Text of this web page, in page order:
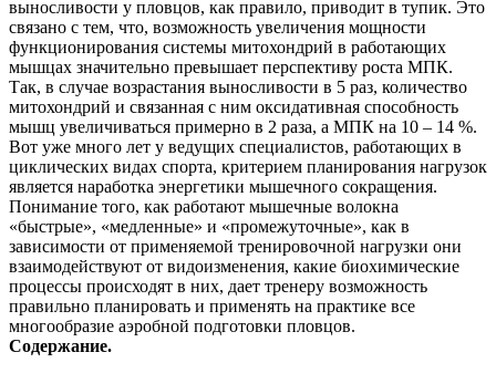
выносливости у пловцов, как правило, приводит в тупик. Это
связано с тем, что, возможность увеличения мощности
функционирования системы митохондрий в работающих
мышцах значительно превышает перспективу роста МПК.
Так, в случае возрастания выносливости в 5 раз, количество
митохондрий и связанная с ним оксидативная способность
мышц увеличиваться примерно в 2 раза, а МПК на 10 – 14 %.
Вот уже много лет у ведущих специалистов, работающих в
циклических видах спорта, критерием планирования нагрузок
является наработка энергетики мышечного сокращения.
Понимание того, как работают мышечные волокна
«быстрые», «медленные» и «промежуточные», как в
зависимости от применяемой тренировочной нагрузки они
взаимодействуют от видоизменения, какие биохимические
процессы происходят в них, дает тренеру возможность
правильно планировать и применять на практике все
многообразие аэробной подготовки пловцов.
Содержание.